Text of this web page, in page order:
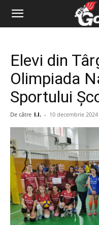
Elevi din
Olimpiada
Sportului
De către I.I. - 10 decembrie 2024